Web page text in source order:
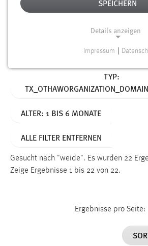
Alter
TYP:
ALTER: 1 BIS 6 MONATE
ALLE FILTER ENTFERNEN
Gesucht nach "weide". Es wurden 22
Zeige Ergebnisse 1 bis 22 von 22.
Ergebnisse pro Seite:
SPEICHERN
Details anzeigen
Notwendige Cookies ermöglichen
Funktionen und sind für die
cookie_consent
Zweck:
Cookie Laufzeit:
Impressum